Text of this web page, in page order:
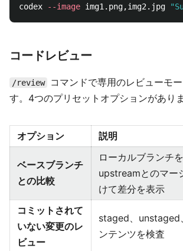
codex
--image img1.png,img2.jpg
コードレビュー
/review
コマンドで専用のレビューモ
す。4つのプリセットオプションがあり
オプション 説明
ベースブランチ
との比較
ローカルブランチを
upstreamとのマー
けて差分を表示
コミットされて
いない変更のレ
ビュー
staged、unstaged
ンテンツを検査